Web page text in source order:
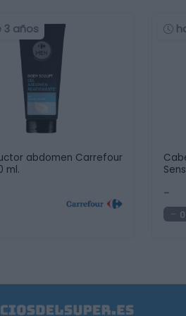
3 años
abdomen Carrefour
ml.
-